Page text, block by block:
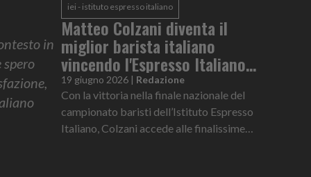
in
iei - istituto espresso italiano
Matteo Colzani diventa il
miglior barista italiano
vincendo l'Espresso Italiano
Champion 2026
19 giugno 2026 | Redazione
Con la vittoria nella finale nazionale del
campionato baristi dell’Istituto Espresso
Italiano, Colzani accede alle finalissime